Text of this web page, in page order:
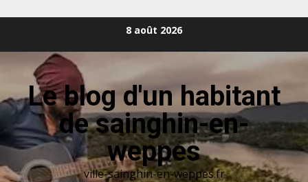
8 août 2026
Le blog d'un habitant
de sainghin-en-
weppes
ville-sainghin-en-weppes.fr